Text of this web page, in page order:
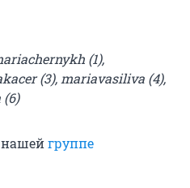
(1),
(3), mariavasiliva (4),
(6)
нашейгруппе